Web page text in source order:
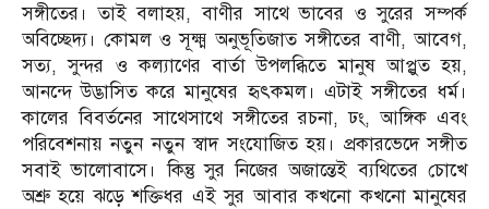
সঙ্গীতের। তাই বলাহয়, বাণীর সাথে ভাবের ও সুরের সম্পর্ক
অবিচ্ছেদ্য। কোমল ও সূক্ষ্ম অনুভূতিজাত সঙ্গীতের বাণী, আবেগ,
সত্য, সুন্দর ও কল্যাণের বার্তা উপলব্ধিতে মানুষ আপ্লুত হয়,
আনন্দে উদ্ভাসিত করে মানুষের হৃৎকমল। এটাই সঙ্গীতের ধর্ম।
কালের বিবর্তনের সাথেসাথে সঙ্গীতের রচনা, ঢং, আঙ্গিক এবং
পরিবেশনায় নতুন নতুন স্বাদ সংযোজিত হয়। প্রকারভেদে সঙ্গীত
সবাই ভালোবাসে। কিন্তু সুর নিজের অজান্তেই ব্যথিতের চোখে
অশ্রু হয়ে ঝড়ে শক্তিধর এই সুর আবার কখনো কখনো মানুষের